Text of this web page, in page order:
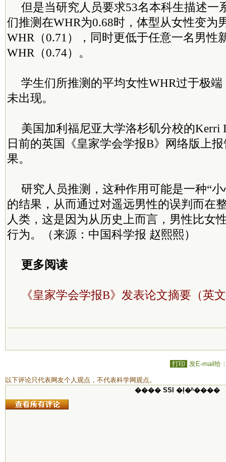
但是当研究人员要求53名本科生描述一
们推测在WHR为0.68时，体型从女性变为
WHR（0.71），同时更低于任意一名男性
WHR（0.74）。
学生们所推测的平均女性WHR过于极
未出现。
美国加利福尼亚大学洛杉矶分校的Kerri
日前的英国《皇家学会学报B》网络版上
果。
研究人员推测，这种作用可能是一种“
的结果，从而通过对遥远男性的误判而在
人类，这是因为从历史上而言，男性比女
行为。（来源：中国科学报 赵熙熙）
更多阅读
《皇家学会学报B》发表论文摘要（英
打印 发E-mail给
以下评论只代表网友个人观点，不代表科学网观点。
���� SSI �ļ�ʱ����